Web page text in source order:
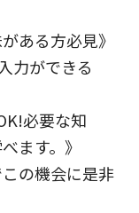
ある方必見》
力ができる
必要な知
ます。》
の機会に是非